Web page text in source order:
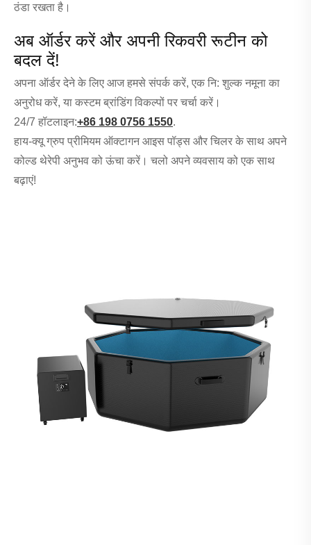
ठंडा रखता है।
अब ऑर्डर करें और अपनी रिकवरी रूटीन को
बदल दें!
अपना ऑर्डर देने के लिए आज हमसे संपर्क करें, एक नि: शुल्क नमूना का
अनुरोध करें, या कस्टम ब्रांडिंग विकल्पों पर चर्चा करें।
24/7 हॉटलाइन:+86 198 0756 1550.
हाय-क्यू ग्रुप प्रीमियम ऑक्टागन आइस पॉड्स और चिलर के साथ अपने
कोल्ड थेरेपी अनुभव को ऊंचा करें। चलो अपने व्यवसाय को एक साथ
बढ़ाएं!